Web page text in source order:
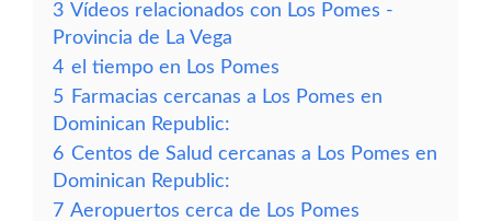
3 Vídeos relacionados con Los Pomes -
Provincia de La Vega
4 el tiempo en Los Pomes
5 Farmacias cercanas a Los Pomes en
Dominican Republic:
6 Centos de Salud cercanas a Los Pomes en
Dominican Republic:
7 Aeropuertos cerca de Los Pomes